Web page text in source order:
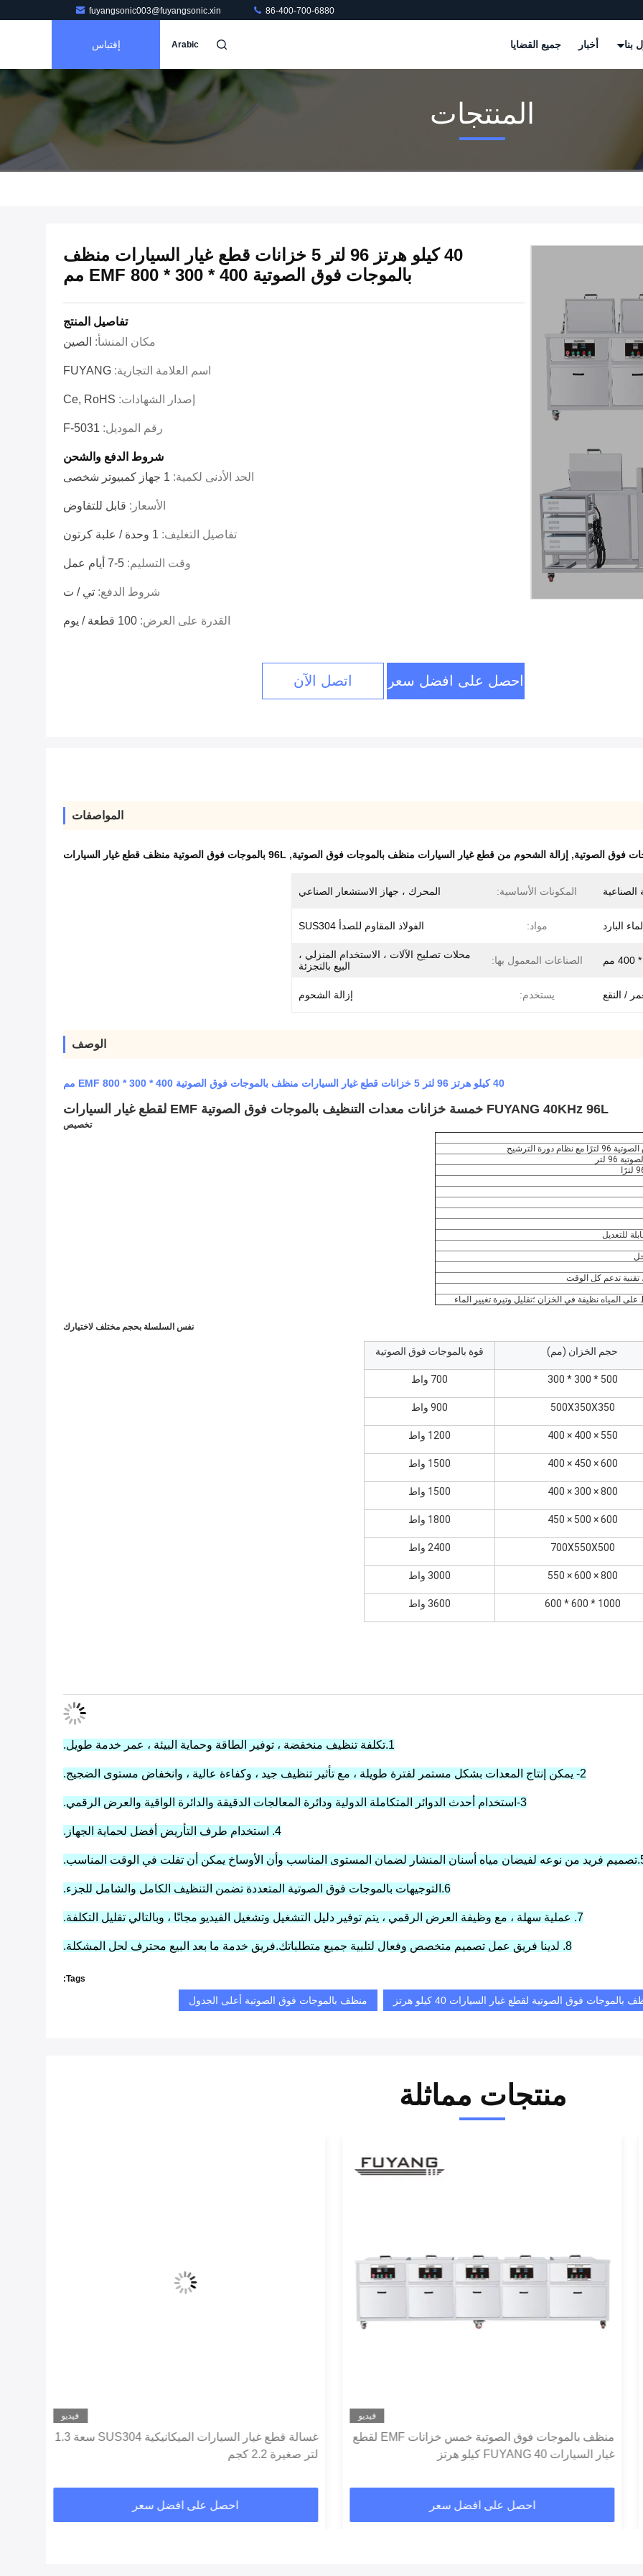
fuyangsonic003@fuyangsonic.xin 86-400-700-6880
بنا أخبار جميع القضايا Arabic إقتباس
المنتجات
40 كيلو هرتز 96 لتر 5 خزانات قطع غيار السيارات منظف
بالموجات فوق الصوتية EMF 800 * 300 * 400 مم
تفاصيل المنتج
مكان المنشأ: الصين
اسم العلامة التجارية: FUYANG
إصدار الشهادات: Ce, RoHS
رقم الموديل: F-5031
شروط الدفع والشحن
الحد الأدنى لكمية: 1 جهاز كمبيوتر شخصى
الأسعار: قابل للتفاوض
تفاصيل التغليف: 1 وحدة / علبة كرتون
وقت التسليم: 5-7 أيام عمل
شروط الدفع: تي / ت
القدرة على العرض: 100 قطعة / يوم
احصل على افضل سعر اتصل الآن
المواصفات
, إزالة الشحوم من قطع غيار السيارات منظف بالموجات فوق الصوتية, 96L بالموجات فوق الصوتية منظف قطع غيار السيارات
المكونات الأساسية: المحرك ، جهاز الاستشعار الصناعي
البارد مواد: الفولاذ المقاوم للصدأ SUS304
الصناعات المعمول بها:
محلات تصليح الآلات ، الاستخدام المنزلي ،
البيع بالتجزئة
/ النقع يستخدم: إزالة الشحوم
الوصف
40 كيلو هرتز 96 لتر 5 خزانات قطع غيار السيارات منظف بالموجات فوق الصوتية EMF 800 * 300 * 400 مم
FUYANG 40KHz 96L خمسة خزانات معدات التنظيف بالموجات فوق الصوتية EMF لقطع غيار السيارات
تخصيص
دورة الترشيح
لتر
تدعم كل الوقت
المياه نظيفة في الخزان ؛تقليل وتيرة تغيير الماء
نفس السلسلة بحجم مختلف لاختيارك
حجم الخزان (مم) قوة بالموجات فوق الصوتية
500 * 300 * 300 700 واط
500X350X350 900 واط
550 × 400 × 400 1200 واط
600 × 450 × 400 1500 واط
800 × 300 × 400 1500 واط
600 × 500 × 450 1800 واط
700X550X500 2400 واط
800 × 600 × 550 3000 واط
1000 * 600 * 600 3600 واط
1.تكلفة تنظيف منخفضة ، توفير الطاقة وحماية البيئة ، عمر خدمة طويل.
2- يمكن إنتاج المعدات بشكل مستمر لفترة طويلة ، مع تأثير تنظيف جيد ، وكفاءة عالية ، وانخفاض مستوى الضجيج.
3-استخدام أحدث الدوائر المتكاملة الدولية ودائرة المعالجات الدقيقة والدائرة الواقية والعرض الرقمي.
4. استخدام طرف التأريض أفضل لحماية الجهاز.
يمكن أن تفلت في الوقت المناسب.
6.التوجيهات بالموجات فوق الصوتية المتعددة تضمن التنظيف الكامل والشامل للجزء.
7. عملية سهلة ، مع وظيفة العرض الرقمي ، يتم توفير دليل التشغيل وتشغيل الفيديو مجانًا ، وبالتالي تقليل التكلفة.
8. لدينا فريق عمل تصميم متخصص وفعال لتلبية جميع متطلباتك.فريق خدمة ما بعد البيع محترف لحل المشكلة.
Tags:
بالموجات فوق الصوتية لقطع غيار السيارات 40 كيلو هرتز منظف بالموجات فوق الصوتية أعلى الجدول
منتجات مماثلة
فيديو
منظف ​​بالموجات فوق الصوتية خمس خزانات EMF لقطع
غيار السيارات FUYANG 40 كيلو هرتز
احصل على افضل سعر
فيديو
غسالة قطع غيار السيارات الميكانيكية SUS304 سعة 1.3
لتر صغيرة 2.2 كجم
احصل على افضل سعر